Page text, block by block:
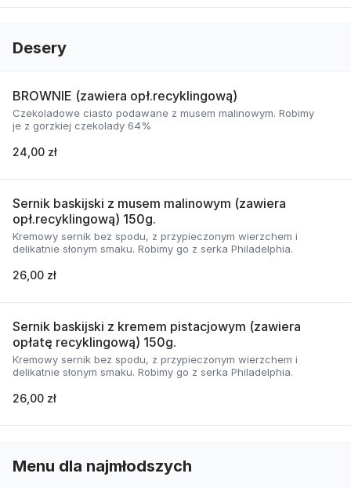
Desery
BROWNIE (zawiera opł.recyklingową)
Czekoladowe ciasto podawane z musem malinowym. Robimy
je z gorzkiej czekolady 64%
24,00 zł
Sernik baskijski z musem malinowym (zawiera
opł.recyklingową) 150g.
Kremowy sernik bez spodu, z przypieczonym wierzchem i
delikatnie słonym smaku. Robimy go z serka Philadelphia.
26,00 zł
Sernik baskijski z kremem pistacjowym (zawiera
opłatę recyklingową) 150g.
Kremowy sernik bez spodu, z przypieczonym wierzchem i
delikatnie słonym smaku. Robimy go z serka Philadelphia.
26,00 zł
Menu dla najmłodszych